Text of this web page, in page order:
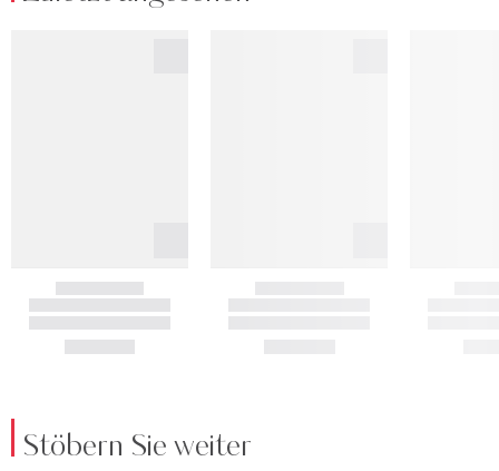
Stöbern Sie weiter